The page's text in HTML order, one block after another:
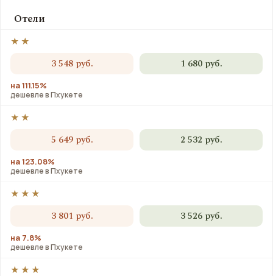
Отели
★★
3 548 руб. 1 680 руб.
на 111.15%
дешевле в Пхукете
★★
5 649 руб. 2 532 руб.
на 123.08%
дешевле в Пхукете
★★★
3 801 руб. 3 526 руб.
на 7.8%
дешевле в Пхукете
★★★